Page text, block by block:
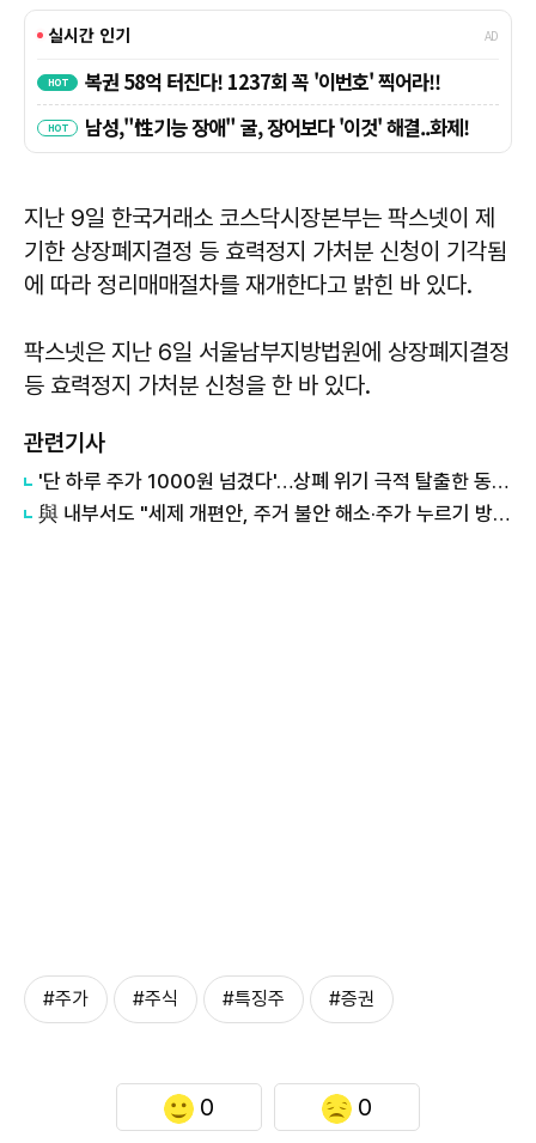
지난 9일 한국거래소 코스닥시장본부는 팍스넷이 제
기한 상장폐지결정 등 효력정지 가처분 신청이 기각됨
에 따라 정리매매절차를 재개한다고 밝힌 바 있다.
팍스넷은 지난 6일 서울남부지방법원에 상장폐지결정
등 효력정지 가처분 신청을 한 바 있다.
관련기사
'단 하루 주가 1000원 넘겼다'…상폐 위기 극적 탈출한 동전주 26개사
與 내부서도 "세제 개편안, 주거 불안 해소·주가 누르기 방지 어려워"
#주가 #주식 #특징주 #증권
0 0